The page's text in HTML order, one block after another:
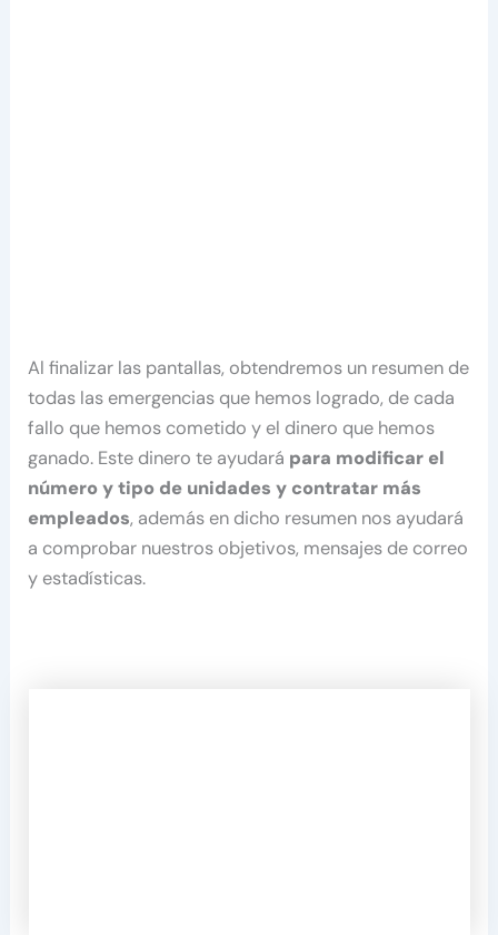
Al finalizar las pantallas, obtendremos un resumen de
todas las emergencias que hemos logrado, de cada
fallo que hemos cometido y el dinero que hemos
ganado. Este dinero te ayudará para modificar el
número y tipo de unidades y contratar más
empleados, además en dicho resumen nos ayudará
a comprobar nuestros objetivos, mensajes de correo
y estadísticas.